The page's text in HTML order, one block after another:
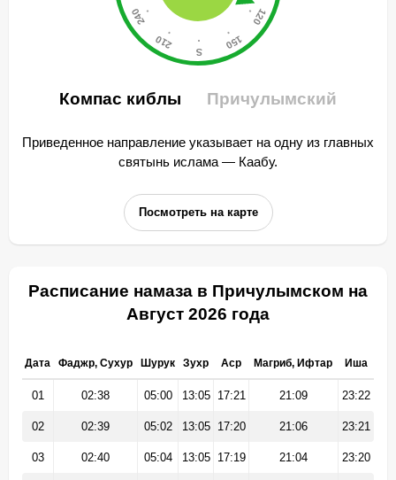
Компас киблы Причулымский
Приведенное направление указывает на одну из главных
святынь ислама — Каабу.
Посмотреть на карте
Расписание намаза в Причулымском на
Август 2026 года
Дата Фаджр, Сухур Шурук Зухр Аср Магриб, Ифтар Иша
01 02:38 05:00 13:05 17:21 21:09 23:22
02 02:39 05:02 13:05 17:20 21:06 23:21
03 02:40 05:04 13:05 17:19 21:04 23:20